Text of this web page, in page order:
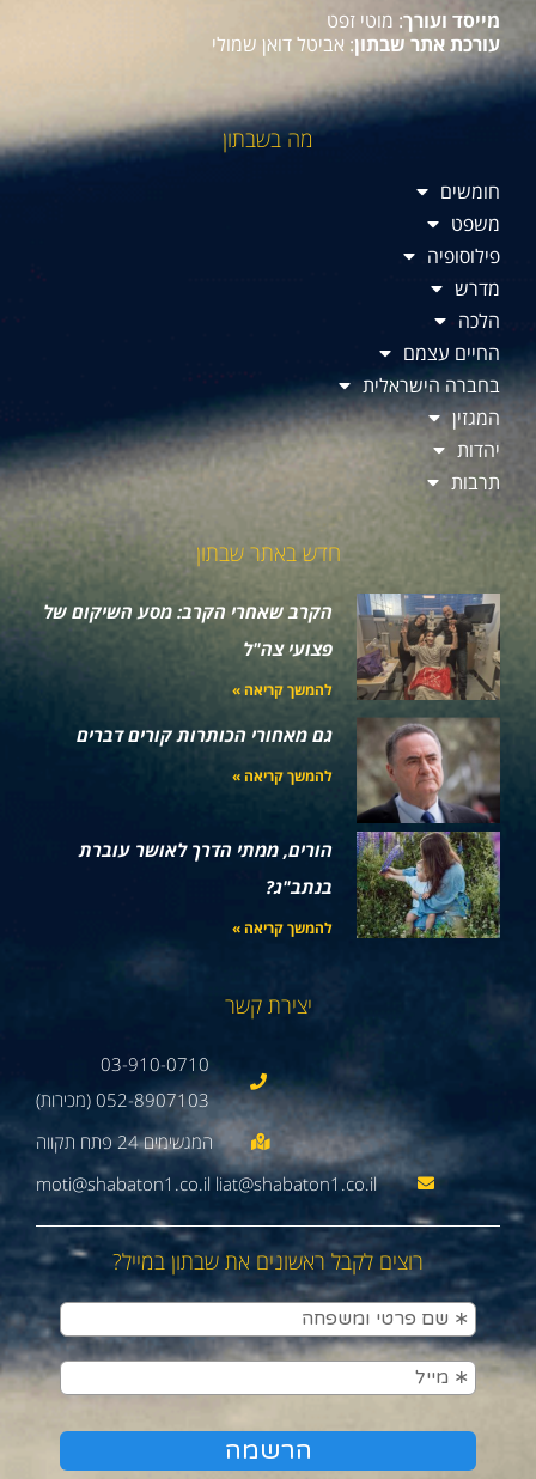
מייסד ועורך: מוטי זפט
עורכת אתר שבתון: אביטל דואן שמולי
מה בשבתון
חומשים
משפט
פילוסופיה
מדרש
הלכה
החיים עצמם
בחברה הישראלית
המגזין
יהדות
תרבות
חדש באתר שבתון
הקרב שאחרי הקרב: מסע השיקום של
פצועי צה"ל
להמשך קריאה »
גם מאחורי הכותרות קורים דברים
להמשך קריאה »
הורים, ממתי הדרך לאושר עוברת
בנתב"ג?
להמשך קריאה »
יצירת קשר
03-910-0710
052-8907103 (מכירות)
moti@shabaton1.co.il liat@shabaton1.co.il
רוצים לקבל ראשונים את שבתון במייל?